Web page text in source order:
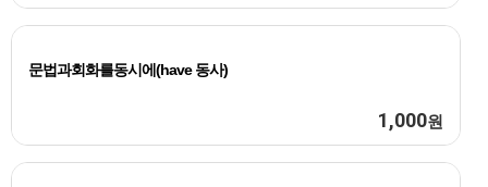
문법과회화를동시에(have 동사)
1,000원